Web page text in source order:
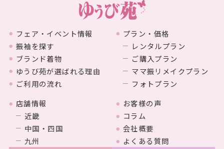
フェア・イベント情報
振袖を探す
ブランド着物
ゆうび苑が選ばれる理由
ご利用の流れ
プラン・価格
レンタルプラン
ご購入プラン
ママ振リメイクプラン
フォトプラン
店舗情報
近畿
中国・四国
九州
お客様の声
コラム
会社概要
よくある質問